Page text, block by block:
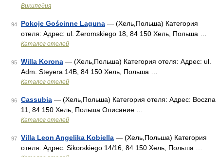
Википедия
94 Pokoje Gościnne Laguna — (Хель,Польша) Категория
отеля: Адрес: ul. Żeromskiego 18, 84 150 Хель, Польша …
Каталог отелей
95 Willa Korona — (Хель,Польша) Категория отеля: Адрес: ul.
Adm. Steyera 14B, 84 150 Хель, Польша …
Каталог отелей
96 Cassubia — (Хель,Польша) Категория отеля: Адрес: Boczna
11, 84 150 Хель, Польша Описание …
Каталог отелей
97 Villa Leon Angelika Kobiella — (Хель,Польша) Категория
отеля: Адрес: Sikorskiego 14/16, 84 150 Хель, Польша …